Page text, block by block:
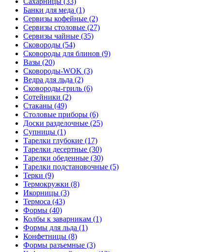
Банки для меда (1)
Сервизы кофейные (2)
Сервизы столовые (27)
Сервизы чайные (35)
Сковороды (54)
Сковороды для блинов (9)
Вазы (20)
Сковороды-WOK (3)
Ведра для льда (2)
Сковороды-гриль (6)
Сотейники (2)
Стаканы (49)
Столовые приборы (6)
Доски разделочные (25)
Супницы (1)
Тарелки глубокие (17)
Тарелки десертные (30)
Тарелки обеденные (30)
Тарелки подстановочные (5)
Терки (9)
Термокружки (8)
Икорницы (3)
Термоса (43)
Формы (40)
Колбы к заварникам (1)
Формы для льда (1)
Конфетницы (8)
Формы разъемные (3)